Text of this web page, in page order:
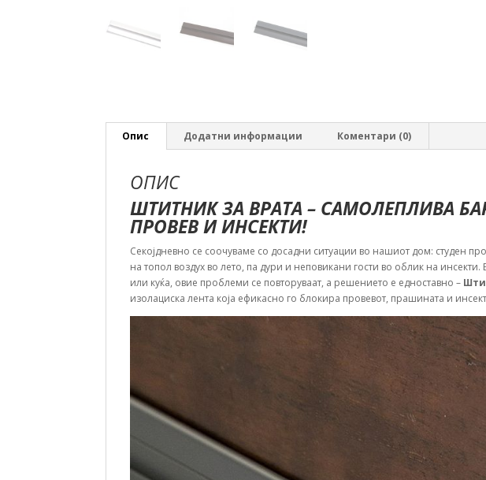
Опис Додатни информации Коментари (0)
ОПИС
ШТИТНИК ЗА ВРАТА – САМОЛЕПЛИВА
ПРОВЕВ И ИНСЕКТИ!
Секојдневно се соочуваме со досадни ситуации во нашиот дом: студен
на топол воздух во лето, па дури и неповикани гости во облик на инсекти.
или куќа, овие проблеми се повторуваат, а решението е едноставно –
изолациска лента која ефикасно го блокира провевот, прашината и